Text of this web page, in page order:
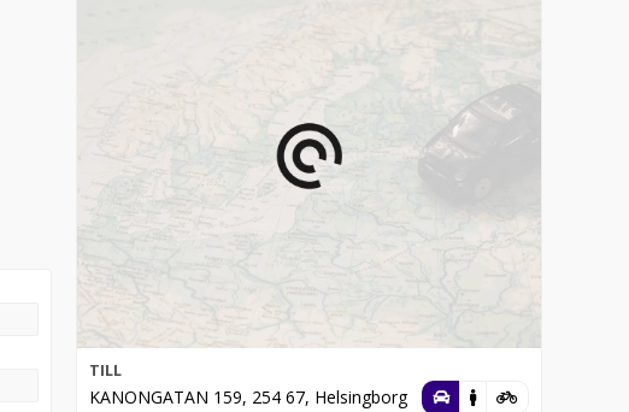
TILL
KANONGATAN 159, 254 67, Helsingborg